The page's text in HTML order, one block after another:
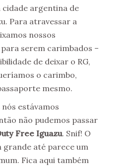
cidade argentina de
Para atravessar a
nossos
serem carimbados –
de deixar o RG,
o carimbo,
mesmo.
estávamos
não pudemos passar
Free Iguazu. Snif! O
grande até parece um
Fica aqui também